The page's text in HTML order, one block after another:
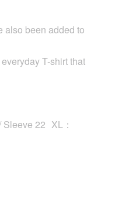
also been added to
T-shirt that
22 XL：